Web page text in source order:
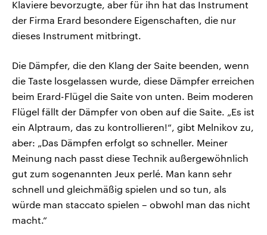
Klaviere bevorzugte, aber für ihn hat das Instrument
der Firma Erard besondere Eigenschaften, die nur
dieses Instrument mitbringt.
Die Dämpfer, die den Klang der Saite beenden, wenn
die Taste losgelassen wurde, diese Dämpfer erreichen
beim Erard-Flügel die Saite von unten. Beim moderen
Flügel fällt der Dämpfer von oben auf die Saite. „Es ist
ein Alptraum, das zu kontrollieren!“, gibt Melnikov zu,
aber: „Das Dämpfen erfolgt so schneller. Meiner
Meinung nach passt diese Technik außergewöhnlich
gut zum sogenannten Jeux perlé. Man kann sehr
schnell und gleichmäßig spielen und so tun, als
würde man staccato spielen – obwohl man das nicht
macht.“